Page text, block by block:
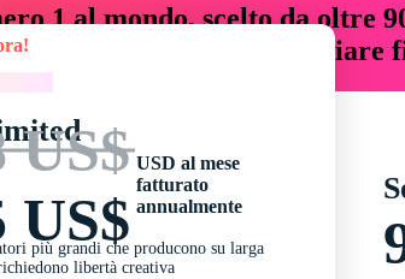
1 al mondo, scelto da oltre
che fanno risparmiare
US$
US$
USD al mese
fatturato
annualmente
più grandi che producono su larga
libertà creativa